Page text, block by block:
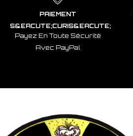
PAIEMENT
S&EACUTE;CURIS&EACUTE;
Payez En Toute Sécurité
Avec PayPal